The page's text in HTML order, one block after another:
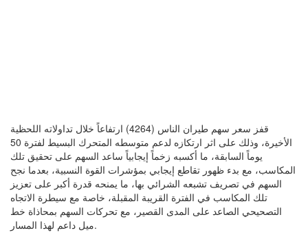
قفز سعر سهم طيران الناس (4264) ارتفاعاً خلال تداولاته اللحظية
الأخيرة، وذلك على اثر ارتكازه لدعم متوسطه المتحرك البسيط لفترة 50
يوماً السابقة، ما أكسبه زخماً إيجابياً ساعد السهم على تحقيق تلك
المكاسب، مع بدء ظهور تقاطع إيجابي بمؤشرات القوة النسبية، بعدما نجح
السهم في تصريف تشبعه الشرائي بها، ما يمنحه قدرة أكبر على تعزيز
تلك المكاسب في الفترة القريبة المقبلة، خاصة مع سيطرة الاتجاه
التصحيحي الصاعد على المدى القصير، مع تحركات السهم بمحاذاة خط
ميل داعم لهذا المسار.